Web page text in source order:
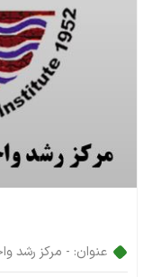
عنوان: - مرکز رشد